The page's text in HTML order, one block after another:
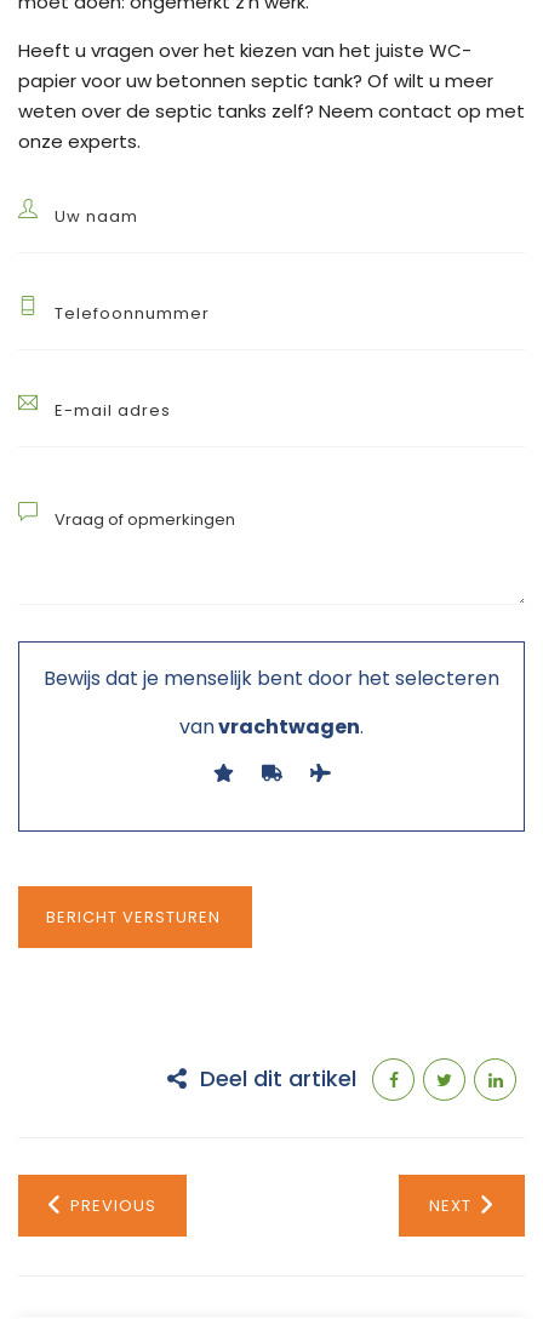
Heeft u vragen over het kiezen van het juiste WC-
papier voor uw betonnen septic tank? Of wilt u meer
weten over de septic tanks zelf? Neem contact op met
onze experts.
Bewijs dat je menselijk bent door het selecteren
vanvrachtwagen.
Deel dit artikel
PREVIOUS NEXT